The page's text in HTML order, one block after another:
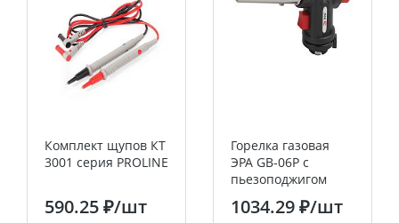
Комплект щупов КТ
3001 серия PROLINE
590.25 ₽/шт
Горелка газовая
ЭРА GB-06P с
пьезоподжигом
установка на
баллон вращение
1034.29 ₽/шт